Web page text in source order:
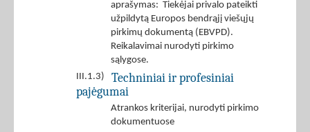
aprašymas: Tiekėjai privalo pateikti
užpildytą Europos bendrąjį viešųjų
pirkimų dokumentą (EBVPD).
Reikalavimai nurodyti pirkimo
sąlygose.
III.1.3)
Techniniai ir profesiniai
pajėgumai
Atrankos kriterijai, nurodyti pirkimo
dokumentuose